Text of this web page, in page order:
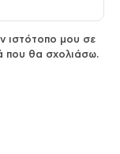
ιστότοπο μου σε
που θα σχολιάσω.